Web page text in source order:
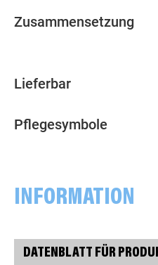
Zusammensetzung
Lieferbar
Pflegesymbole
INFORMATION
DATENBLATT FÜR